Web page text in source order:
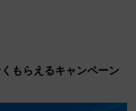
もらえるキャンペーン